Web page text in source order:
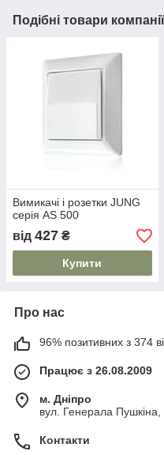
Подібні товари компанії
Вимикачі і розетки JUNG
серія AS 500
від 427 ₴
Купити
Про нас
96% позитивних з 374
Працює з 26.08.2009
м. Дніпро
вул. Генерала
Контакти